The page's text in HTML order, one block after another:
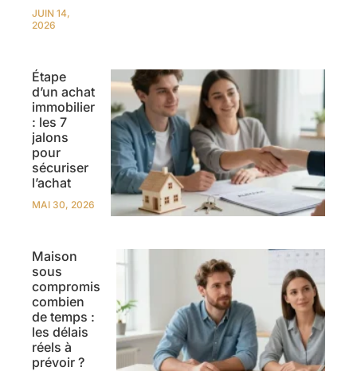
JUIN 14,
2026
Étape
d’un achat
immobilier
: les 7
jalons
pour
sécuriser
l’achat
MAI 30, 2026
Maison
sous
compromis
combien
de temps :
les délais
réels à
prévoir ?